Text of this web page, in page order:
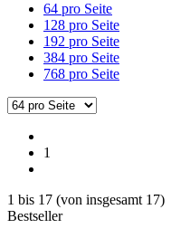
64 pro Seite
128 pro Seite
192 pro Seite
384 pro Seite
768 pro Seite
1
1 bis 17 (von insgesamt 17)
Bestseller